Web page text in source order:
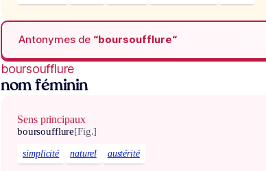
Antonymes de “boursoufflure“
boursoufflure
nom féminin
Sens principaux
boursoufflure[Fig.]
simplicité naturel austérité